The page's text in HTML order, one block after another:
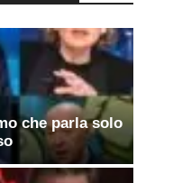
che parla solo